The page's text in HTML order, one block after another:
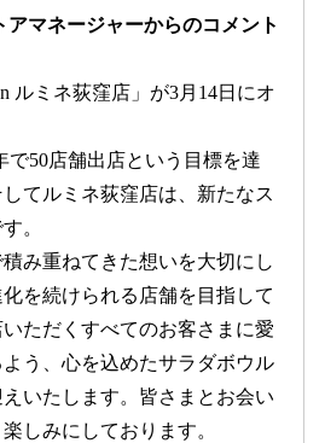
アマネージャーからのコメント
ルミネ荻窪店」が3月14日にオ
で50店舗出店という目標を達
てルミネ荻窪店は、新たなス
。
み重ねてきた想いを大切にし
を続けられる店舗を目指して
ただくすべてのお客さまに愛
う、心を込めたサラダボウル
いたします。皆さまとお会い
しみにしております。